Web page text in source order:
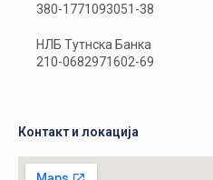
380-1771093051-38
НЛБ Тутнска Банка
210-0682971602-69
Контакт и локација